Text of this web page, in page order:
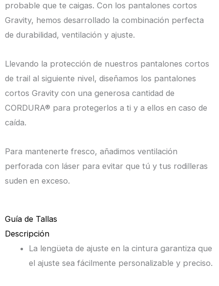
probable que te caigas. Con los pantalones cortos
Gravity, hemos desarrollado la combinación perfecta
de durabilidad, ventilación y ajuste.
Llevando la protección de nuestros pantalones cortos
de trail al siguiente nivel, diseñamos los pantalones
cortos Gravity con una generosa cantidad de
CORDURA® para protegerlos a ti y a ellos en caso de
caída.
Para mantenerte fresco, añadimos ventilación
perforada con láser para evitar que tú y tus rodilleras
suden en exceso.
Guía de Tallas
Descripción
La lengüeta de ajuste en la cintura garantiza que
el ajuste sea fácilmente personalizable y preciso.